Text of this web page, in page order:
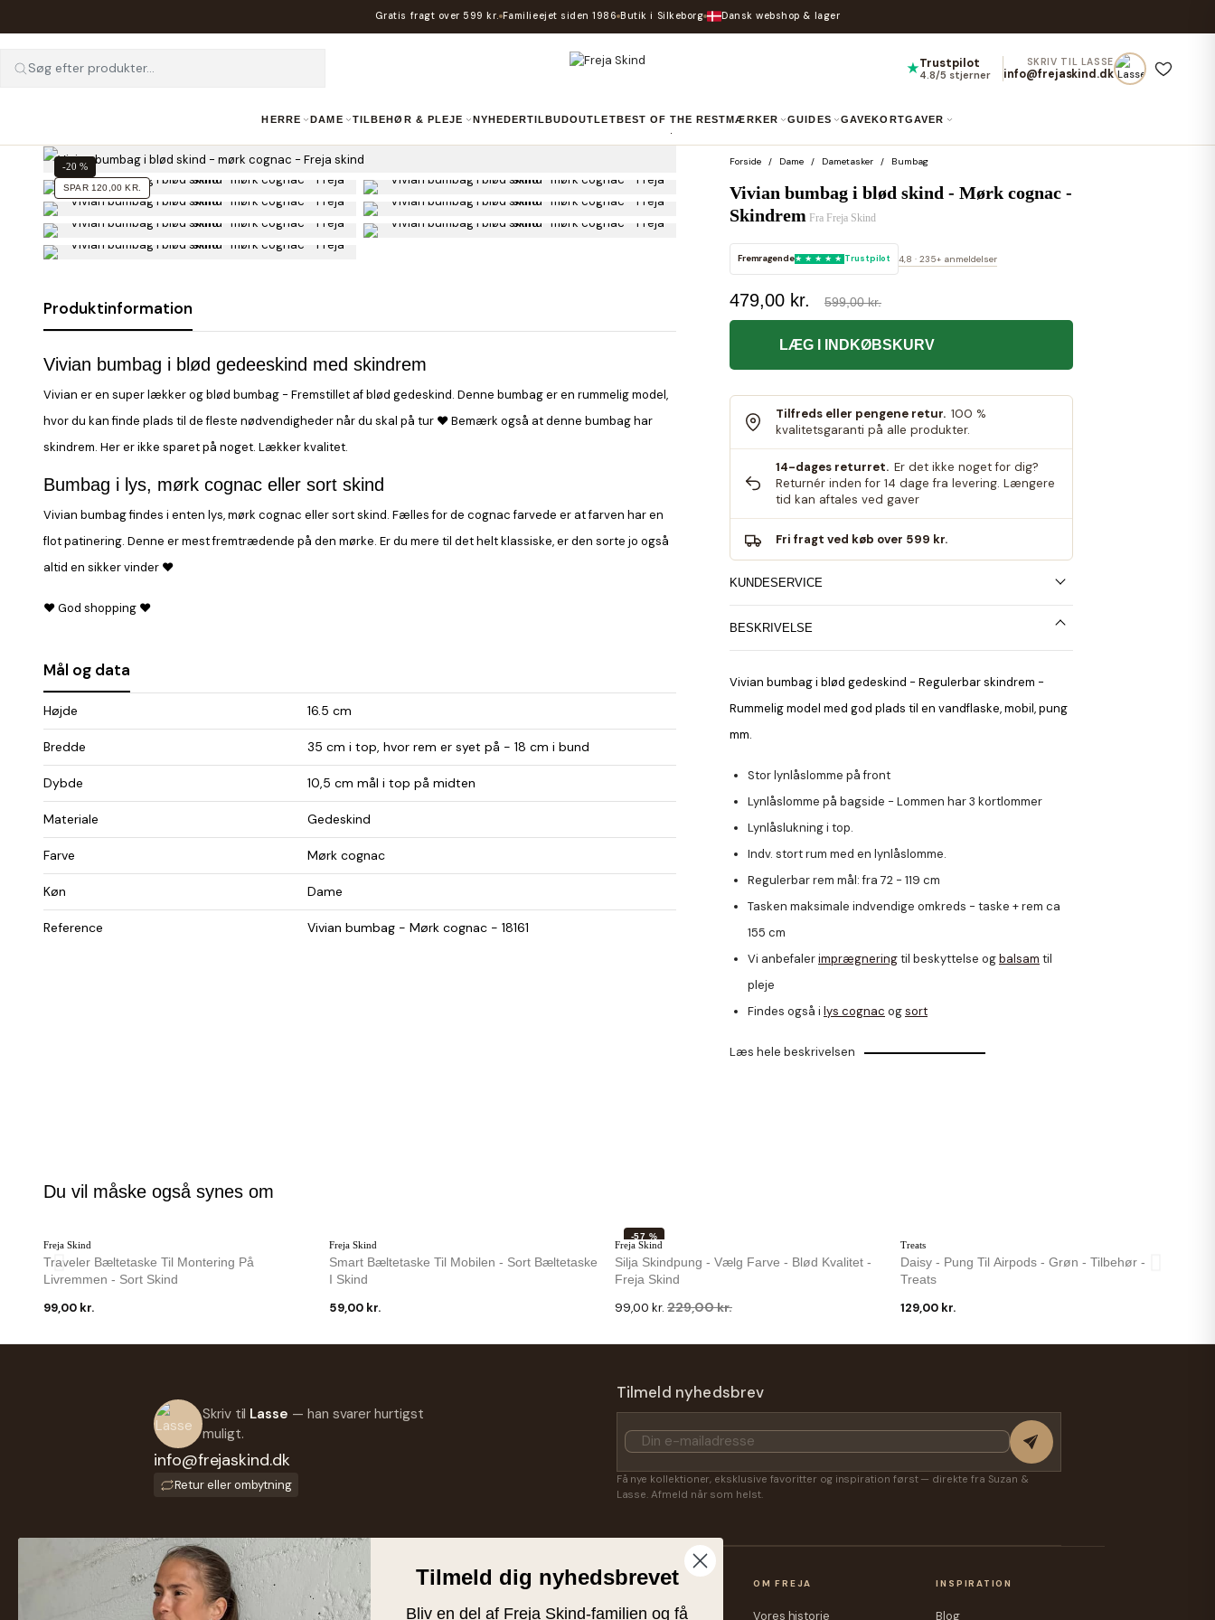
Gratis fragt over 599 kr. Familieejet siden 1986 Butik i Silkeborg Dansk webshop & lager
Søg efter produkter... ★Trustpilot
4.8/5 stjerner
SKRIV TIL LASSE
info@frejaskind.dk
HERRE DAME TILBEHØR & PLEJE NYHEDER TILBUD OUTLET BEST OF THE REST MÆRKER GUIDES GAVEKORT GAVER
-20 %
SPAR 120,00 KR.
Produktinformation
Vivian bumbag i blød gedeeskind med skindrem
Vivian er en super lækker og blød bumbag - Fremstillet af blød gedeskind. Denne bumbag er en rummelig model,
hvor du kan finde plads til de fleste nødvendigheder når du skal på tur ♥ Bemærk også at denne bumbag har
skindrem. Her er ikke sparet på noget. Lækker kvalitet.
Bumbag i lys, mørk cognac eller sort skind
Vivian bumbag findes i enten lys, mørk cognac eller sort skind. Fælles for de cognac farvede er at farven har en
flot patinering. Denne er mest fremtrædende på den mørke. Er du mere til det helt klassiske, er den sorte jo også
altid en sikker vinder ♥
♥ God shopping ♥
Mål og data
Højde 16.5 cm
Bredde 35 cm i top, hvor rem er syet på - 18 cm i bund
Dybde 10,5 cm mål i top på midten
Materiale Gedeskind
Farve Mørk cognac
Køn Dame
Reference Vivian bumbag - Mørk cognac - 18161
Forside Dame Dametasker Bumbag
Vivian bumbag i blød skind - Mørk cognac -
Skindrem Fra Freja Skind
Fremragende Trustpilot 4,8 · 235+ anmeldelser
479,00 kr. 599,00 kr.
LÆG I INDKØBSKURV
Tilfreds eller pengene retur. 100 %
kvalitetsgaranti på alle produkter.
14-dages returret. Er det ikke noget for dig?
Returnér inden for 14 dage fra levering. Længere
tid kan aftales ved gaver
Fri fragt ved køb over 599 kr.
KUNDESERVICE
BESKRIVELSE
Vivian bumbag i blød gedeskind - Regulerbar skindrem -
Rummelig model med god plads til en vandflaske, mobil, pung
mm.
Stor lynlåslomme på front
Lynlåslomme på bagside - Lommen har 3 kortlommer
Lynlåslukning i top.
Indv. stort rum med en lynlåslomme.
Regulerbar rem mål: fra 72 - 119 cm
Tasken maksimale indvendige omkreds - taske + rem ca
155 cm
Vi anbefalerimprægneringtil beskyttelse ogbalsam til
pleje
Findes også i lys cognac ogsort
Læs hele beskrivelsen
Du vil måske også synes om
Freja Skind
Traveler Bæltetaske Til Montering På
Livremmen - Sort Skind
99,00 kr.
Freja Skind
Smart Bæltetaske Til Mobilen - Sort Bæltetaske
I Skind
59,00 kr.
Freja Skind
Silja Skindpung - Vælg Farve - Blød Kvalitet -
Freja Skind
99,00 kr. 229,00 kr.
-57 %
Treats
Daisy - Pung Til Airpods - Grøn - Tilbehør -
Treats
129,00 kr.
499,00 kr.
Almo Crossovertaske - Sort - Kan Også Bælte
Monteres - Montana
249,00 kr.449,00 kr. 499,00 kr.599,00 kr.
Skriv til Lasse — han svarer hurtigst
muligt.
info@frejaskind.dk
Retur eller ombytning
Tilmeld nyhedsbrev
Få nye kollektioner, eksklusive favoritter og inspiration først — direkte fra Suzan &
Lasse. Afmeld når som helst.
Nyheder
KUNDESERVICE
Kontakt
OM FREJA
Vores historie
INSPIRATION
Blog
Tilmeld dig nyhedsbrevet
Bliv en del af Freja Skind-familien og få